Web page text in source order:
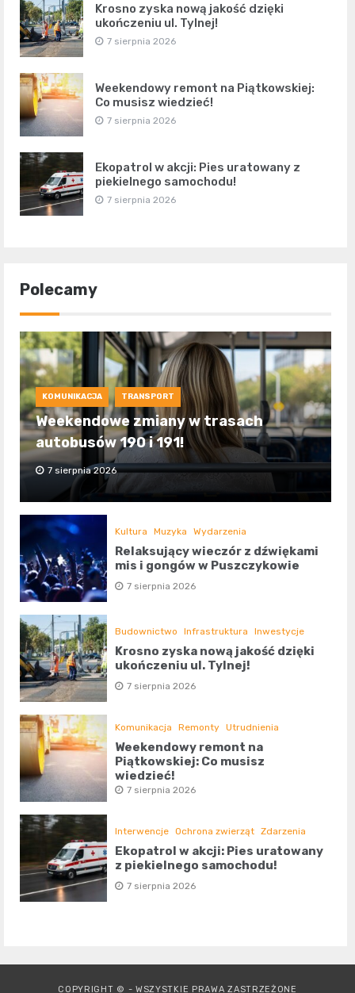
Krosno zyska nową jakość dzięki
ukończeniu ul. Tylnej!
7 sierpnia 2026
Weekendowy remont na Piątkowskiej:
Co musisz wiedzieć!
7 sierpnia 2026
Ekopatrol w akcji: Pies uratowany z
piekielnego samochodu!
7 sierpnia 2026
Polecamy
KOMUNIKACJA TRANSPORT
Weekendowe zmiany w trasach
autobusów 190 i 191!
7 sierpnia 2026
Kultura Muzyka Wydarzenia
Relaksujący wieczór z dźwiękami
mis i gongów w Puszczykowie
7 sierpnia 2026
Budownictwo Infrastruktura Inwestycje
Krosno zyska nową jakość dzięki
ukończeniu ul. Tylnej!
7 sierpnia 2026
Komunikacja Remonty Utrudnienia
Weekendowy remont na
Piątkowskiej: Co musisz
wiedzieć!
7 sierpnia 2026
Interwencje Ochrona zwierząt Zdarzenia
Ekopatrol w akcji: Pies uratowany
z piekielnego samochodu!
7 sierpnia 2026
COPYRIGHT © - WSZYSTKIE PRAWA ZASTRZEŻONE